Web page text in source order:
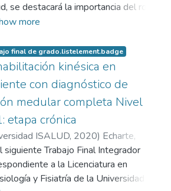
se destacará la importancia del rol
en un caso clínico de
de un plan de tratamiento
dentro de un equipo
objetivos kinésicos a largo
plazo, aplicación de test, escalas de
y técnicas terapéuticas elegidas
el abordaje de dicho tratamiento,
fin de mejorar y restablecer la función
afectado, sus efectos en la
general del paciente para poder
las AVD, así como establecer un
more
final de grado.listelement.badge
kinésica en
con diagnóstico de
medular completa Nivel
etapa crónica
ISALUD, 2020) Echarte,
siguiente Trabajo Final Integrador
a la Licenciatura en
y Fisiatría de la Universidad